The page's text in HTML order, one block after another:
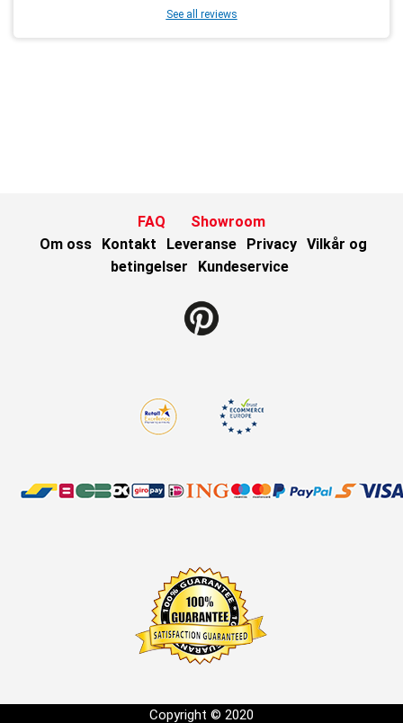
See all reviews
FAQ
Showroom
Om oss
Kontakt Leveranse Privacy Vilkår og
betingelser
Kundeservice
Copyright © 2020